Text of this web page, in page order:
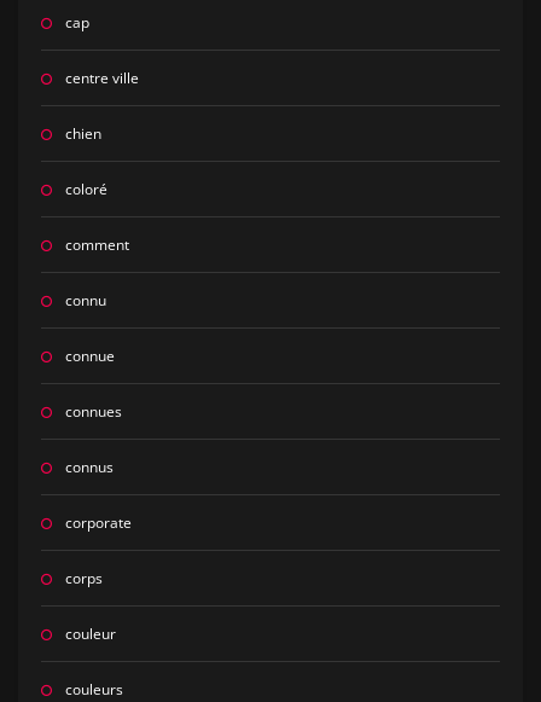
cap
centre ville
chien
coloré
comment
connu
connue
connues
connus
corporate
corps
couleur
couleurs